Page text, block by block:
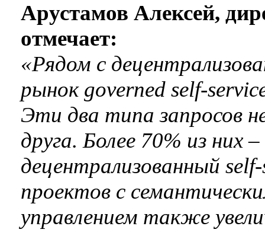
Арустамов Алексей,
отмечает:
«Рядом с
рынок governed self-
Эти два типа запросов
друга. Более 70% из них
децентрализованный
проектов с
управлением также